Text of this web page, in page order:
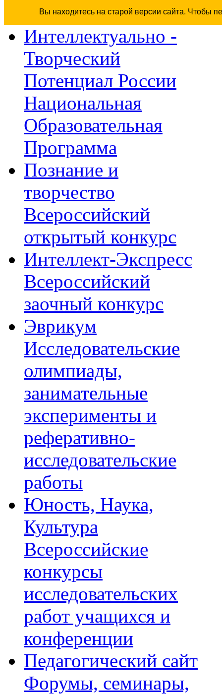
Вы находитесь на старой версии сайта. Чтобы
Интеллектуально -
Творческий
Потенциал России
Национальная
Образовательная
Программа
Познание и
творчество
Всероссийский
открытый конкурс
Интеллект-Экспресс
Всероссийский
заочный конкурс
Эврикум
Исследовательские
олимпиады,
занимательные
эксперименты и
реферативно-
исследовательские
работы
Юность, Наука,
Культура
Всероссийские
конкурсы
исследовательских
работ учащихся и
конференции
Педагогический сайт
Форумы, семинары,